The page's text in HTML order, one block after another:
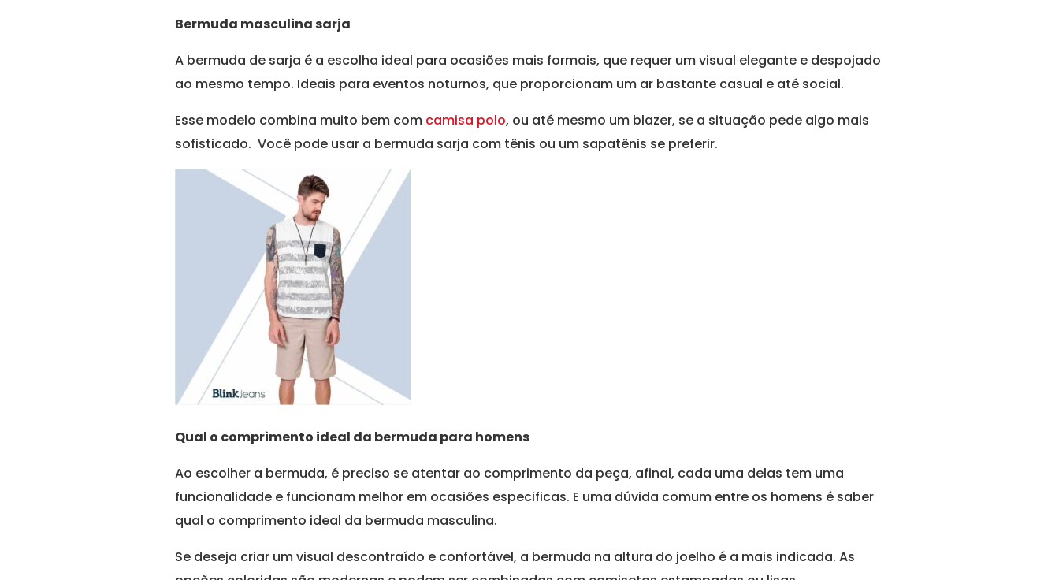
Bermuda masculina sarja
A bermuda de sarja é a escolha ideal para ocasiões mais formais, que requer um visual elegante e despojado
ao mesmo tempo. Ideais para eventos noturnos, que proporcionam um ar bastante casual e até social.
Esse modelo combina muito bem com camisa polo, ou até mesmo um blazer, se a situação pede algo mais
sofisticado. Você pode usar a bermuda sarja com tênis ou um sapatênis se preferir.
Qual o comprimento ideal da bermuda para homens
Ao escolher a bermuda, é preciso se atentar ao comprimento da peça, afinal, cada uma delas tem uma
funcionalidade e funcionam melhor em ocasiões especificas. E uma dúvida comum entre os homens é saber
qual o comprimento ideal da bermuda masculina.
Se deseja criar um visual descontraído e confortável, a bermuda na altura do joelho é a mais indicada. As